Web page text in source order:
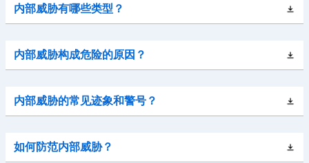
内部威胁有哪些类型？
内部威胁构成危险的原因？
内部威胁的常见迹象和警号？
如何防范内部威胁？